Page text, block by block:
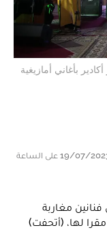
بأغاني أمازيغية
في 19/07/2023 على الساعة 17:45, تحديث بتاريخ 19/07/2023 على الساعة
مغاربة
مقرا لها، (أتحفت)